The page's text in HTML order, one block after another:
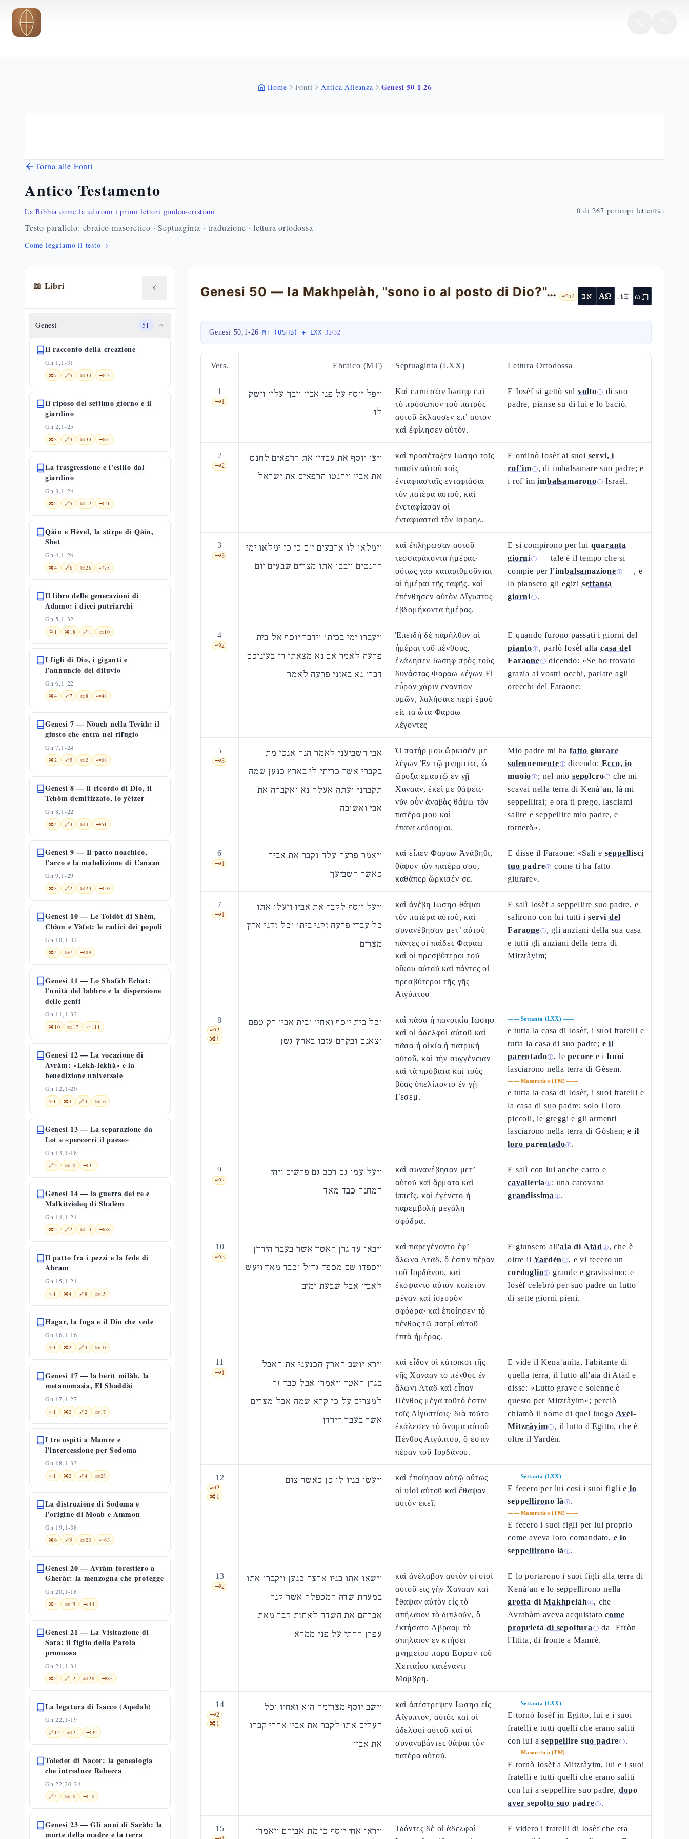
Vai al contenuto principale
Home Fonti Antica Alleanza Genesi 50 1 26
Torna alle Fonti
Antico Testamento
La Bibbia come la udirono i primi lettori giudeo-cristiani
Testo parallelo: ebraico masoretico · Septuaginta · traduzione · lettura ortodossa
Come leggiamo il testo→
0 di 267 pericopi lette(0%)
📖 Libri
Genesi 51
Il racconto della creazione
Gn 1,1-31
🔀7 🔗5 📜34 🗝️43
Il riposo del settimo giorno e il
giardino
Gn 2,1-25
🔀3 🔗4 📜34 🗝️64
La trasgressione e l'esilio dal
giardino
Gn 3,1-24
🔀2 🔗5 📜12 🗝️51
Qàin e Hèvel, la stirpe di Qàin,
Shet
Gn 4,1-26
🔀4 🔗6 📜26 🗝️75
Il libro delle generazioni di
Adamo: i dieci patriarchi
Gn 5,1-32
🌀 1 🔀18 🔗1 📜10
I figli di Dio, i giganti e
l'annuncio del diluvio
Gn 6,1-22
🔀4 🔗7 📜8 🗝️48
Genesi 7 — Nòach nella Tevàh: il
giusto che entra nel rifugio
Gn 7,1-24
🔀2 🔗5 📜2 🗝️68
Genesi 8 — il ricordo di Dio, il
Tehòm demitizzato, lo yètzer
Gn 8,1-22
🔀4 🔗4 📜4 🗝️51
Genesi 9 — Il patto noachico,
l'arco e la maledizione di Canaan
Gn 9,1-29
🔀3 🔗2 📜24 🗝️50
Genesi 10 — Le Toldòt di Shèm,
Chàm e Yàfet: le radici dei popoli
Gn 10,1-32
🔀4 📜7 🗝️89
Genesi 11 — Lo Shafàh Echat:
l'unità del labbro e la dispersione
delle genti
Gn 11,1-32
🔀10 📜17 🗝️111
Genesi 12 — La vocazione di
Avràm: «Lekh-lekhà» e la
benedizione universale
Gn 12,1-20
✨1 🔀4 🔗4 📜16
Genesi 13 — La separazione da
Lot e «percorri il paese»
Gn 13,1-18
🔗2 📜10 🗝️31
Genesi 14 — la guerra dei re e
Malkitzèdeq di Shalèm
Gn 14,1-24
🔀2 🔗2 📜14 🗝️68
Il patto fra i pezzi e la fede di
Abram
Gn 15,1-21
✨1 🔀4 🔗8 📜15
Hagar, la fuga e il Dio che vede
Gn 16,1-16
✨1 🔀2 🔗4 📜10
Genesi 17 — la berìt milàh, la
metanomasia, El Shaddài
Gn 17,1-27
✨1 🔀2 🔗2 📜17
I tre ospiti a Mamre e
l'intercessione per Sodoma
Gn 18,1-33
✨1 🔀2 🔗4 📜23
La distruzione di Sodoma e
l'origine di Moab e Ammon
Gn 19,1-38
🔀6 🔗9 📜23 🗝️63
Genesi 20 — Avràm forestiero a
Gheràr: la menzogna che protegge
Gn 20,1-18
🔀4 📜15 🗝️44
Genesi 21 — La Visitazione di
Sara: il figlio della Parola
promessa
Gn 21,1-34
🔀5 🔗12 📜28 🗝️83
La legatura di Isacco (Aqedah)
Gn 22,1-19
🔗12 📜21 🗝️32
Toledot di Nacor: la genealogia
che introduce Rebecca
Gn 22,20-24
🔗4 📜10 🗝️10
Genesi 23 — Gli anni di Saràh: la
morte della madre e la terra
Genesi 50 — la Makhpelàh, "sono io al posto di Dio?", le ossa di Giuseppe 🗝️54 אב ΑΩ AZ ωת
Genesi 50,1-26·MT (OSHB) + LXX· 32/32
Vers. Ebraico (MT) Septuaginta (LXX) Lettura Ortodossa
1
🗝️1
ויפל יוסף על פני אביו ויבך עליו וישק
לו
Καὶ ἐπιπεσὼν Ιωσηφ ἐπὶ
τὸ πρόσωπον τοῦ πατρὸς
αὐτοῦ ἔκλαυσεν ἐπ’ αὐτὸν
καὶ ἐφίλησεν αὐτόν.
E Iosèf si gettò sulvoltoⓘ di suo
padre, pianse su di lui e lo baciò.
2
🗝️2
ויצו יוסף את עבדיו את הרפאים לחנט
את אביו ויחנטו הרפאים את ישראל
καὶ προσέταξεν Ιωσηφ τοῖς
παισὶν αὐτοῦ τοῖς
ἐνταφιασταῖς ἐνταφιάσαι
τὸν πατέρα αὐτοῦ, καὶ
ἐνεταφίασαν οἱ
ἐνταφιασταὶ τὸν Ισραηλ.
E ordinò Iosèf ai suoi servi, i
rofʾìmⓘ, di imbalsamare suo padre; e
i rofʾìmimbalsamaronoⓘ Israèl.
3
🗝️3
וימלאו לו ארבעים יום כי כן ימלאו ימי
החנטים ויבכו אתו מצרים שבעים יום
καὶ ἐπλήρωσαν αὐτοῦ
τεσσαράκοντα ἡμέρας·
οὕτως γὰρ καταριθμοῦνται
αἱ ἡμέραι τῆς ταφῆς. καὶ
ἐπένθησεν αὐτὸν Αἴγυπτος
ἑβδομήκοντα ἡμέρας.
E si compirono per lui quaranta
giorniⓘ — tale è il tempo che si
compie perl'imbalsamazioneⓘ —, e
lo piansero gli egizi settanta
giorniⓘ.
4
🗝️2
ויעברו ימי בכיתו וידבר יוסף אל בית
פרעה לאמר אם נא מצאתי חן בעיניכם
דברו נא באזני פרעה לאמר
Ἐπειδὴ δὲ παρῆλθον αἱ
ἡμέραι τοῦ πένθους,
ἐλάλησεν Ιωσηφ πρὸς τοὺς
δυνάστας Φαραω λέγων Εἰ
εὗρον χάριν ἐναντίον
ὑμῶν, λαλήσατε περὶ ἐμοῦ
εἰς τὰ ὦτα Φαραω
λέγοντες
E quando furono passati i giorni del
piantoⓘ, parlò Iosèf allacasa del
Faraoneⓘ dicendo: «Se ho trovato
grazia ai vostri occhi, parlate agli
orecchi del Faraone:
5
🗝️3
אבי השביעני לאמר הנה אנכי מת
בקברי אשר כריתי לי בארץ כנען שמה
תקברני ועתה אעלה נא ואקברה את
אבי ואשובה
Ὁ πατήρ μου ὥρκισέν με
λέγων Ἐν τῷ μνημείῳ, ᾧ
ὤρυξα ἐμαυτῷ ἐν γῇ
Χανααν, ἐκεῖ με θάψεις·
νῦν οὖν ἀναβὰς θάψω τὸν
πατέρα μου καὶ
ἐπανελεύσομαι.
Mio padre mi hafatto giurare
solennementeⓘ dicendo: Ecco, io
muoioⓘ; nel miosepolcroⓘ che mi
scavai nella terra di Kenàʿan, là mi
seppellirai; e ora ti prego, lasciami
salire e seppellire mio padre, e
tornerò».
6
🗝️1
ויאמר פרעה עלה וקבר את אביך
כאשר השביעך
καὶ εἶπεν Φαραω Ἀνάβηθι,
θάψον τὸν πατέρα σου,
καθάπερ ὥρκισέν σε.
E disse il Faraone: «Sali e seppellisci
tuo padreⓘ come ti ha fatto
giurare».
7
🗝️1
ויעל יוסף לקבר את אביו ויעלו אתו
כל עבדי פרעה זקני ביתו וכל זקני ארץ
מצרים
καὶ ἀνέβη Ιωσηφ θάψαι
τὸν πατέρα αὐτοῦ, καὶ
συνανέβησαν μετ’ αὐτοῦ
πάντες οἱ παῖδες Φαραω
καὶ οἱ πρεσβύτεροι τοῦ
οἴκου αὐτοῦ καὶ πάντες οἱ
πρεσβύτεροι τῆς γῆς
Αἰγύπτου
E salì Iosèf a seppellire suo padre, e
salirono con lui tutti iservi del
Faraoneⓘ, gli anziani della sua casa
e tutti gli anziani della terra di
Mitzràyim;
8
🗝️2
🔀1
וכל בית יוסף ואחיו ובית אביו רק טפם
וצאנם ובקרם עזבו בארץ גשן
καὶ πᾶσα ἡ πανοικία Ιωσηφ
καὶ οἱ ἀδελφοὶ αὐτοῦ καὶ
πᾶσα ἡ οἰκία ἡ πατρικὴ
αὐτοῦ, καὶ τὴν συγγένειαν
καὶ τὰ πρόβατα καὶ τοὺς
βόας ὑπελίποντο ἐν γῇ
Γεσεμ.
——Settanta (LXX)——
e tutta la casa di Iosèf, i suoi fratelli e
tutta la casa di suo padre; e il
parentadoⓘ, lepecore e ibuoi
lasciarono nella terra di Gèsem.
——Masoretico (TM) ——
e tutta la casa di Iosèf, i suoi fratelli e
la casa di suo padre; solo i loro
piccoli, le greggi e gli armenti
lasciarono nella terra di Gòshen;e il
loro parentadoⓘ.
9
🗝️2
ויעל עמו גם רכב גם פרשים ויהי
המחנה כבד מאד
καὶ συνανέβησαν μετ’
αὐτοῦ καὶ ἅρματα καὶ
ἱππεῖς, καὶ ἐγένετο ἡ
παρεμβολὴ μεγάλη
σφόδρα.
E salì con lui anche carro e
cavalleria ⓘ: una carovana
grandissima ⓘ.
10
🗝️3
ויבאו עד גרן האטד אשר בעבר הירדן
ויספדו שם מספד גדול וכבד מאד ויעש
לאביו אבל שבעת ימים
καὶ παρεγένοντο ἐφ’
ἅλωνα Αταδ, ὅ ἐστιν πέραν
τοῦ Ιορδάνου, καὶ
ἐκόψαντο αὐτὸν κοπετὸν
μέγαν καὶ ἰσχυρὸν
σφόδρα· καὶ ἐποίησεν τὸ
πένθος τῷ πατρὶ αὐτοῦ
ἑπτὰ ἡμέρας.
E giunsero all'aia di Atàd ⓘ, che è
oltre ilYardèn ⓘ, e vi fecero un
cordoglioⓘ grande e gravissimo; e
Iosèf celebrò per suo padre un lutto
di sette giorni pieni.
11
🗝️1
וירא יושב הארץ הכנעני את האבל
בגרן האטד ויאמרו אבל כבד זה
למצרים על כן קרא שמה אבל מצרים
אשר בעבר הירדן
καὶ εἶδον οἱ κάτοικοι τῆς
γῆς Χανααν τὸ πένθος ἐν
ἅλωνι Αταδ καὶ εἶπαν
Πένθος μέγα τοῦτό ἐστιν
τοῖς Αἰγυπτίοις· διὰ τοῦτο
ἐκάλεσεν τὸ ὄνομα αὐτοῦ
Πένθος Αἰγύπτου, ὅ ἐστιν
πέραν τοῦ Ιορδάνου.
E vide il Kenaʿanìta, l'abitante di
quella terra, il lutto all'aia di Atàd e
disse: «Lutto grave e solenne è
questo per Mitzràyim»; perciò
chiamò il nome di quel luogo Avèl-
Mitzràyimⓘ, il lutto d'Egitto, che è
oltre il Yardèn.
12
🗝️2
🔀1
ויעשו בניו לו כן כאשר צום
καὶ ἐποίησαν αὐτῷ οὕτως
οἱ υἱοὶ αὐτοῦ καὶ ἔθαψαν
αὐτὸν ἐκεῖ.
——Settanta (LXX)——
E fecero per lui così i suoi figlie lo
seppellirono là ⓘ.
——Masoretico (TM) ——
E fecero i suoi figli per lui proprio
come aveva loro comandato, e lo
seppellirono là ⓘ.
13
🗝️2
וישאו אתו בניו ארצה כנען ויקברו אתו
במערת שדה המכפלה אשר קנה
אברהם את השדה לאחזת קבר מאת
עפרן החתי על פני ממרא
καὶ ἀνέλαβον αὐτὸν οἱ υἱοὶ
αὐτοῦ εἰς γῆν Χανααν καὶ
ἔθαψαν αὐτὸν εἰς τὸ
σπήλαιον τὸ διπλοῦν, ὃ
ἐκτήσατο Αβρααμ τὸ
σπήλαιον ἐν κτήσει
μνημείου παρὰ Εφρων τοῦ
Χετταίου κατέναντι
Μαμβρη.
E lo portarono i suoi figli alla terra di
Kenàʿan e lo seppellirono nella
grotta di Makhpelàh ⓘ, che
Avrahàm aveva acquistatocome
proprietà di sepoltura ⓘ da ʿEfròn
l'Ittita, di fronte a Mamrè.
14
🗝️2
🔀1
וישב יוסף מצרימה הוא ואחיו וכל
העלים אתו לקבר את אביו אחרי קברו
את אביו
καὶ ἀπέστρεψεν Ιωσηφ εἰς
Αἴγυπτον, αὐτὸς καὶ οἱ
ἀδελφοὶ αὐτοῦ καὶ οἱ
συναναβάντες θάψαι τὸν
πατέρα αὐτοῦ.
——Settanta (LXX)——
E tornò Iosèf in Egitto, lui e i suoi
fratelli e tutti quelli che erano saliti
con lui aseppellire suo padreⓘ.
——Masoretico (TM) ——
E tornò Iosèf a Mitzràyim, lui e i suoi
fratelli e tutti quelli che erano saliti
con lui a seppellire suo padre, dopo
aver sepolto suo padreⓘ.
15 ויראו אחי יוסף כי מת אביהם ויאמרו
Ἰδόντες δὲ οἱ ἀδελφοὶ
E videro i fratelli di Iosèf che era